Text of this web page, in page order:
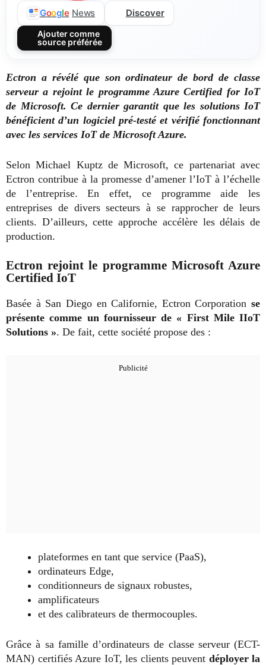
Google News Discover
Ajouter comme
source préférée
Ectron a révélé que son ordinateur de bord de classe
serveur a rejoint le programme Azure Certified for IoT
de Microsoft. Ce dernier garantit que les solutions IoT
bénéficient d’un logiciel pré-testé et vérifié fonctionnant
avec les services IoT de Microsoft Azure.
Selon Michael Kuptz de Microsoft, ce partenariat avec
Ectron contribue à la promesse d’amener l’IoT à l’échelle
de l’entreprise. En effet, ce programme aide les
entreprises de divers secteurs à se rapprocher de leurs
clients. D’ailleurs, cette approche accélère les délais de
production.
Ectron rejoint le programme Microsoft Azure
Certified IoT
Basée à San Diego en Californie, Ectron Corporation se
présente comme un fournisseur de « First Mile IIoT
Solutions ». De fait, cette société propose des :
plateformes en tant que service (PaaS),
ordinateurs Edge,
conditionneurs de signaux robustes,
amplificateurs
et des calibrateurs de thermocouples.
Grâce à sa famille d’ordinateurs de classe serveur (ECT-
MAN) certifiés Azure IoT, les clients peuvent déployer la